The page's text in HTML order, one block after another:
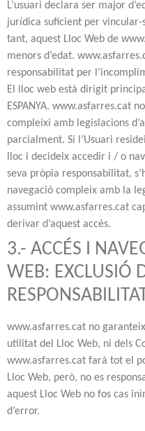
L’usuari declara ser major
jurídica suficient per vincular-
tant, aquest Lloc Web de
menors d’edat.
responsabilitat per
El lloc web està dirigit
ESPANYA. www.asfarres.cat
compleixi amb legislacions
parcialment. Si l’Usuari
lloc i decideix accedir i / o
seva pròpia responsabilitat,
navegació compleix amb la
assumint www.asfarres.cat
derivar d’aquest accés.
3.- ACCÉS I
WEB: EXCLUSIÓ
RESPONSABILITAT
www.asfarres.cat no
utilitat del Lloc Web, ni dels
www.asfarres.cat farà tot el
Lloc Web, però, no es
aquest Lloc Web no fos cas
d’error.